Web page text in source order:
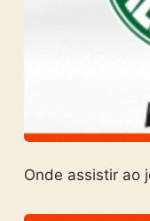
Onde assistir ao